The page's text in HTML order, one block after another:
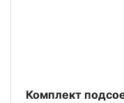
Комплект